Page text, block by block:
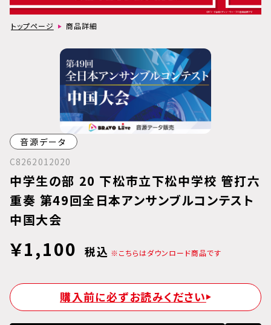
トップページ 商品詳細
音源データ
C8262012020
中学生の部 20 下松市立下松中学校 管打六
重奏 第49回全日本アンサンブルコンテスト
中国大会
￥1,100 税込 ※こちらはダウンロード商品です
購入前に必ずお読みください